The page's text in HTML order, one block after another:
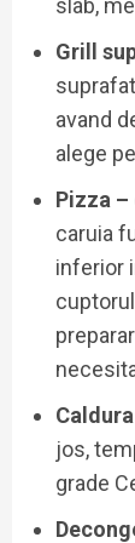
slab,
Grill
avand
alege
Pizza –
caruia
inferior
jos,
grade